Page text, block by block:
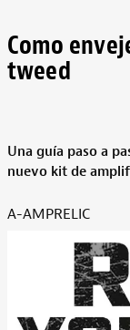
Como
tweed
Una guía paso a
nuevo kit de
A-AMPRELIC